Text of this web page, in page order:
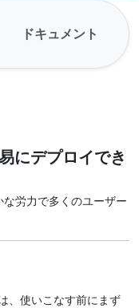
ドキュメント
にデプロイでき
労力で多くのユーザー
、使いこなす前にまず